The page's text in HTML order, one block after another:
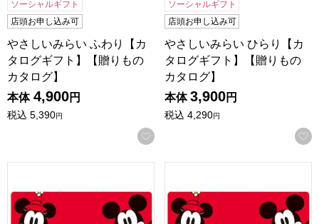
ソーシャルギフト
店頭お申し込み可
やさしいみらい ふわり【カ
タログギフト】【贈りもの
カタログ】
本体 4,900円
税込 5,390円
お気に入りに登録する
ソーシャルギフト
店頭お申し込み可
やさしいみらい ひらり【カ
タログギフト】【贈りもの
カタログ】
本体 3,900円
税込 4,290円